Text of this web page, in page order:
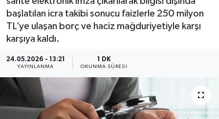
başlatılan icra takibi sonucu faizlerle 250 milyon
TL’ye ulaşan borç ve haciz mağduriyetiyle karşı
karşıya kaldı.
24.05.2026 - 13:21
YAYINLANMA
1 DK
OKUNMA SÜRESI
Gazipaşa